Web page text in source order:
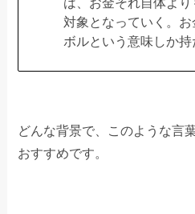
対象となっていく。
ボルという意味しか持
どんな背景で、このような言
おすすめです。